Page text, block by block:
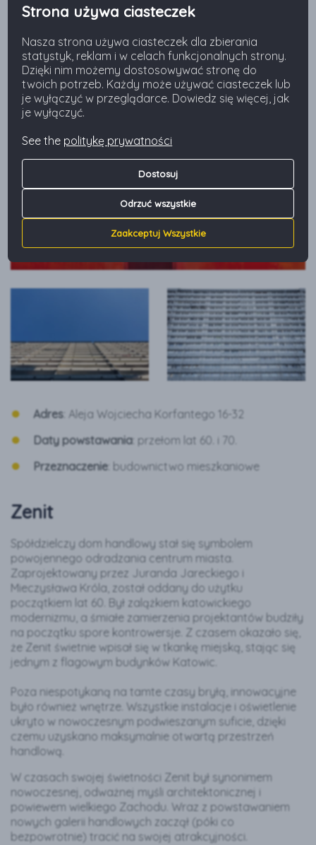
trzecim piętrze.
Nasz ulubiony widok na Superjednostkę to ten z
przeciwległej strony alei Korfantego – gdy wzrokiem
można objąć ją w całej szerokości.
Adres : Aleja Wojciecha Korfantego 16-32
Daty powstawania: przełom lat 60. i 70.
Przeznaczenie: budownictwo mieszkaniowe
Zenit
Spółdzielczy dom handlowy stał się symbolem
powojennego odradzania centrum miasta.
Zaprojektowany przez Juranda Jareckiego i
Mieczysława Króla, został oddany do użytku
początkiem lat 60. Był zalążkiem katowickiego
modernizmu, a śmiałe zamierzenia projektantów budziły
na początku spore kontrowersje. Z czasem okazało się,
że Zenit świetnie wpisał się w tkankę miejską, stając się
jednym z flagowym budynków Katowic.
Poza niespotykaną na tamte czasy bryłą, innowacyjne
było również wnętrze. Wszystkie instalacje i oświetlenie
ukryto w nowoczesnym podwieszanym suficie, dzięki
czemu uzyskano maksymalnie otwartą przestrzeń
handlową.
W czasach swojej świetności Zenit był synonimem
nowoczesnej, odważnej myśli architektonicznej i
powiewem wielkiego Zachodu. Wraz z powstawaniem
nowych galerii handlowych zaczął (póki co
bezpowrotnie) tracić na swojej atrakcyjności.
Strona używa ciasteczek
Nasza strona używa ciasteczek dla zbierania
statystyk, reklam i w celach funkcjonalnych strony.
Dzięki nim możemy dostosowywać stronę do
twoich potrzeb. Każdy może używać ciasteczek lub
je wyłączyć w przeglądarce. Dowiedz się więcej, jak
je wyłączyć.
See the politykę prywatności
Dostosuj
Odrzuć wszystkie
Zaakceptuj Wszystkie